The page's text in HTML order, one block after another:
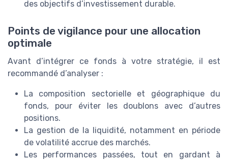
des objectifs d’investissement durable.
Points de vigilance pour une allocation
optimale
Avant d’intégrer ce fonds à votre stratégie, il est
recommandé d’analyser :
La composition sectorielle et géographique du
fonds, pour éviter les doublons avec d’autres
positions.
La gestion de la liquidité, notamment en période
de volatilité accrue des marchés.
Les performances passées, tout en gardant à